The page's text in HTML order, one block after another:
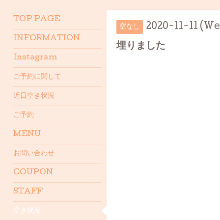
空なし 2020-11-11
埋りました
TOP PAGE
INFORMATION
Instagram
ご予約に関して
近日空き状況
ご予約
MENU
お問い合わせ
COUPON
STAFF
空き状況